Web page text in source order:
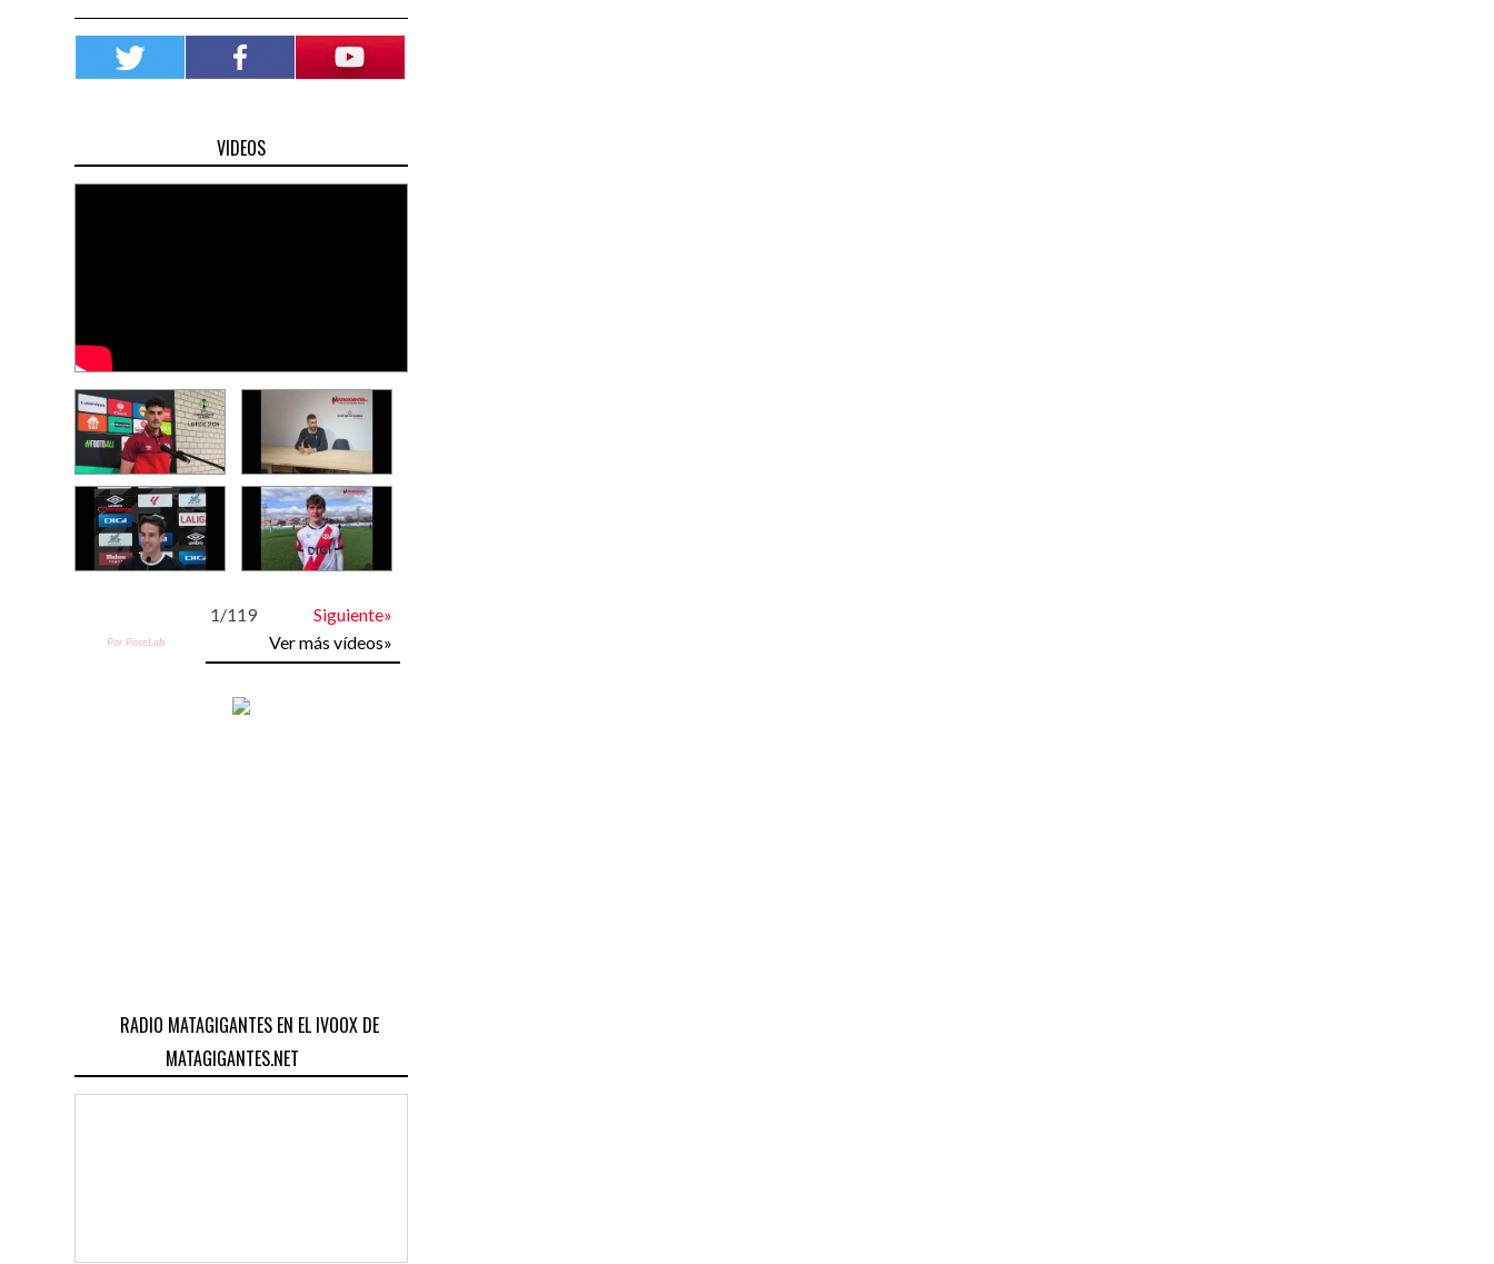
VIDEOS
1/119 Siguiente»
Por PoseLab Ver más vídeos»
RADIO MATAGIGANTES EN EL IVOOX DE
MATAGIGANTES.NET